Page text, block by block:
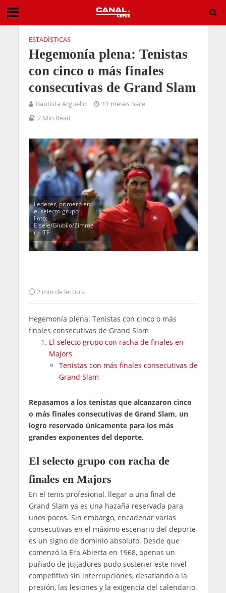
ESTADÍSTICAS
Hegemonía plena: Tenistas
con cinco o más finales
consecutivas de Grand Slam
Bautista Arguello
11 meses hace
2 Min Read
Federer, primero en
el selecto grupo |
Foto:
Eisele/Giubilo/Zimme
r - ITF
2 min de lectura
Hegemonía plena: Tenistas con cinco o más
finales consecutivas de Grand Slam
El selecto grupo con racha de finales en
Majors
Tenistas con más finales consecutivas de
Grand Slam
Repasamos a los tenistas que alcanzaron cinco
o más finales consecutivas de Grand Slam, un
logro reservado únicamente para los más
grandes exponentes del deporte.
El selecto grupo con racha de
finales en Majors
En el tenis profesional, llegar a una final de
Grand Slam ya es una hazaña reservada para
unos pocos. Sin embargo, encadenar varias
consecutivas en el máximo escenario del deporte
es un signo de dominio absoluto. Desde que
comenzó la Era Abierta en 1968, apenas un
puñado de jugadores pudo sostener este nivel
competitivo sin interrupciones, desafiando a la
presión, las lesiones y la exigencia del calendario.